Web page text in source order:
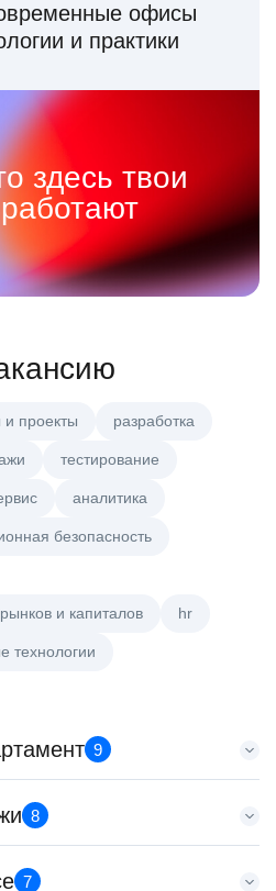
офисы
и практики
здесь твои
и проекты разработка
тестирование
аналитика
безопасность
и капиталов hr
технологии
9
эффективности
департамент
8
7